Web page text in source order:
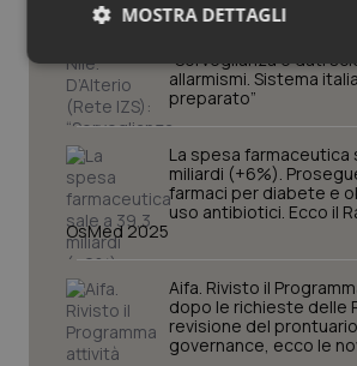
Vaccini
“Sorveglianza e dati
allarmismi. Sistema
preparato”
La spesa farmaceutica
miliardi (+6%).
farmaci per diabete e
uso antibiotici. Ecco il
OsMed 2025
Aifa. Rivisto il
dopo le richieste delle
revisione del
governance, ecco le
MOSTRA DETTAGLI
Necessari Statistici
Necessari
I cookie necessari contribuiscono a
sito web abilitandone funzionalità di
navigazione sulle pagine e l'accesso alle
protette del sito. Il sito web non è in
funzionare correttamente senza questi